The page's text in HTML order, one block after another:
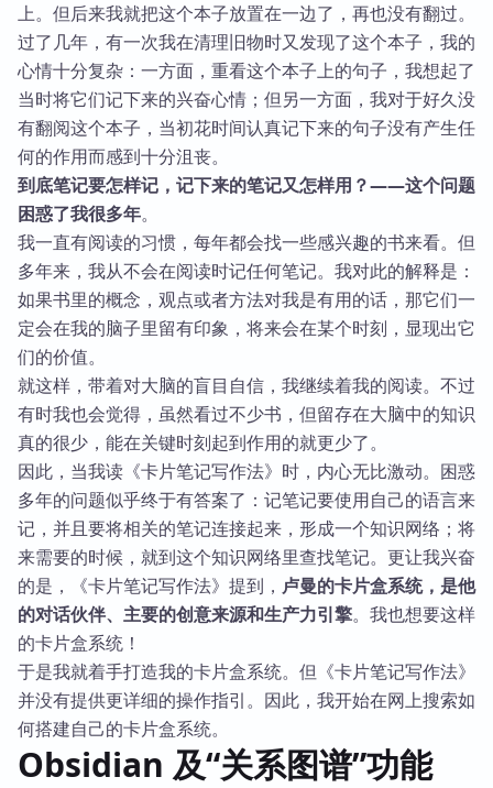
上。但后来我就把这个本子放置在一边了，再也没有翻过。
过了几年，有一次我在清理旧物时又发现了这个本子，我的
心情十分复杂：一方面，重看这个本子上的句子，我想起了
当时将它们记下来的兴奋心情；但另一方面，我对于好久没
有翻阅这个本子，当初花时间认真记下来的句子没有产生任
何的作用而感到十分沮丧。
到底笔记要怎样记，记下来的笔记又怎样用？——这个问题
困惑了我很多年。
我一直有阅读的习惯，每年都会找一些感兴趣的书来看。但
多年来，我从不会在阅读时记任何笔记。我对此的解释是：
如果书里的概念，观点或者方法对我是有用的话，那它们一
定会在我的脑子里留有印象，将来会在某个时刻，显现出它
们的价值。
就这样，带着对大脑的盲目自信，我继续着我的阅读。不过
有时我也会觉得，虽然看过不少书，但留存在大脑中的知识
真的很少，能在关键时刻起到作用的就更少了。
因此，当我读《卡片笔记写作法》时，内心无比激动。困惑
多年的问题似乎终于有答案了：记笔记要使用自己的语言来
记，并且要将相关的笔记连接起来，形成一个知识网络；将
来需要的时候，就到这个知识网络里查找笔记。更让我兴奋
的是，《卡片笔记写作法》提到， 卢曼的卡片盒系统，是他
的对话伙伴、主要的创意来源和生产力引擎。我也想要这样
的卡片盒系统！
于是我就着手打造我的卡片盒系统。但《卡片笔记写作法》
并没有提供更详细的操作指引。因此，我开始在网上搜索如
何搭建自己的卡片盒系统。
Obsidian 及“关系图谱”功能